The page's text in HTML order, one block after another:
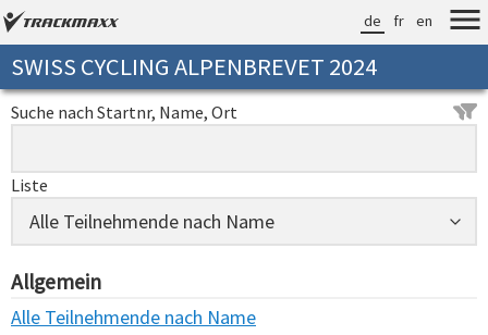
de fr en
SWISS CYCLING ALPENBREVET 2024
Suche nach Startnr, Name, Ort
Liste
Allgemein
Alle Teilnehmende nach Name